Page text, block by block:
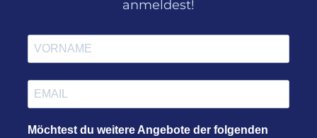
anmeldest!
Möchtest du weitere Angebote der folgenden